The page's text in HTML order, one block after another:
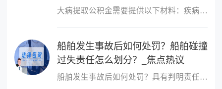
大病提取公积金需要提供以下材料：疾病诊断证明书、社保卡、收入证
船舶发生事故后如何处罚？船舶碰撞
过失责任怎么划分？_焦点热议
船舶发生事故后如何处罚？具有判明责任的重要性《国际海上避碰规则